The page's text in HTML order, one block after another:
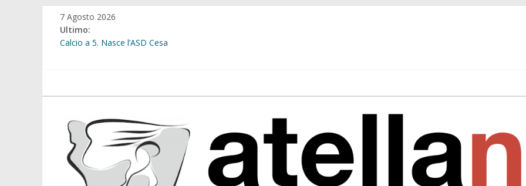
Salta
contenuto
7 Agosto 2026
Ultimo:
Calcio a 5. Nasce l’ASD Cesa
comunale”
atellanews.it